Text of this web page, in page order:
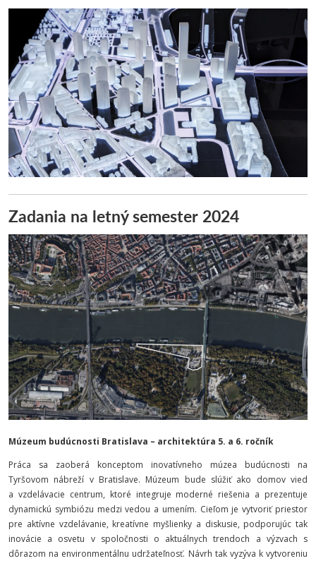
Zadania na letný semester 2024
Múzeum budúcnosti Bratislava – architektúra 5. a 6. ročník
Práca sa zaoberá konceptom inovatívneho múzea budúcnosti na
Tyršovom nábreží v Bratislave. Múzeum bude slúžiť ako domov vied
a vzdelávacie centrum, ktoré integruje moderné riešenia a prezentuje
dynamickú symbiózu medzi vedou a umením. Cieľom je vytvoriť priestor
pre aktívne vzdelávanie, kreatívne myšlienky a diskusie, podporujúc tak
inovácie a osvetu v spoločnosti o aktuálnych trendoch a výzvach s
dôrazom na environmentálnu udržateľnosť. Návrh tak vyzýva k vytvoreniu